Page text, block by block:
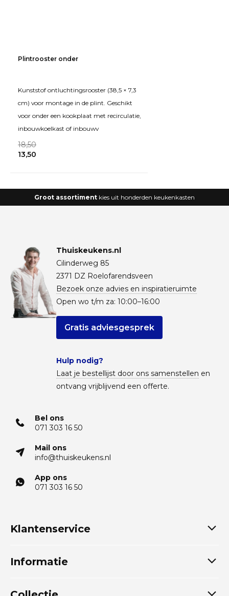
Plintrooster onder
Kunststof ontluchtingsrooster (38,5 × 7,3
cm) voor montage in de plint. Geschikt
voor onder een kookplaat met recirculatie,
inbouwkoelkast of inbouwv
18,50
13,50
Groot assortiment kies uit honderden keukenkasten
Thuiskeukens.nl
Cilinderweg 85
2371 DZ Roelofarendsveen
Bezoek onze advies en inspiratieruimte
Open wo t/m za: 10:00–16:00
Gratis adviesgesprek
Hulp nodig?
Laat je bestellijst door ons samenstellen en
ontvang vrijblijvend een offerte.
Bel ons
071 303 16 50
Mail ons
info@thuiskeukens.nl
App ons
071 303 16 50
Klantenservice
Informatie